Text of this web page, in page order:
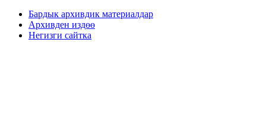
Бардык архивдик материалдар
Архивден издөө
Негизги сайтка